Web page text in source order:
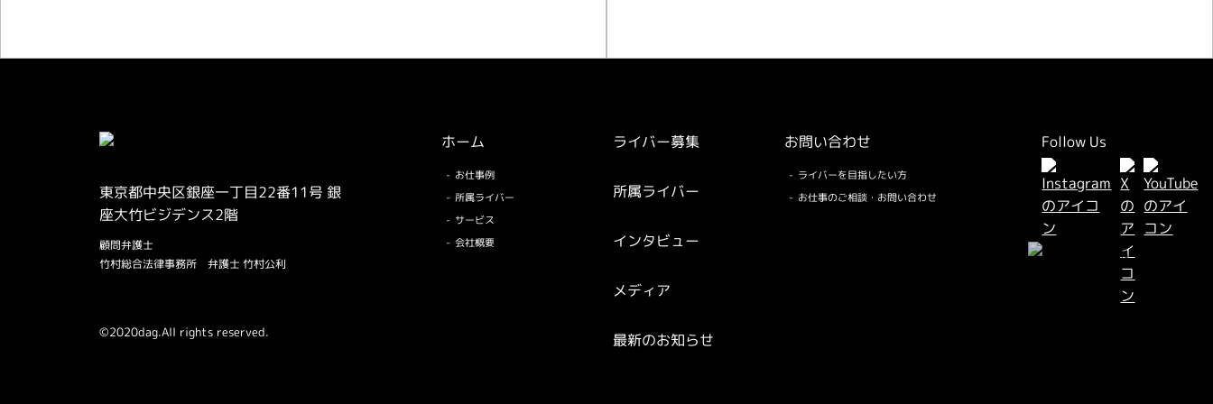
東京都中央区銀座一丁目22番11号 銀
座大竹ビジデンス2階
顧問弁護士
竹村総合法律事務所 弁護士 竹村公利
©2020dag.All rights reserved.
ホーム
お仕事例
所属ライバー
サービス
会社概要
ライバー募集
所属ライバー
インタビュー
メディア
最新のお知らせ
お問い合わせ
ライバーを目指したい方
お仕事のご相談・お問い合わせ
Follow Us